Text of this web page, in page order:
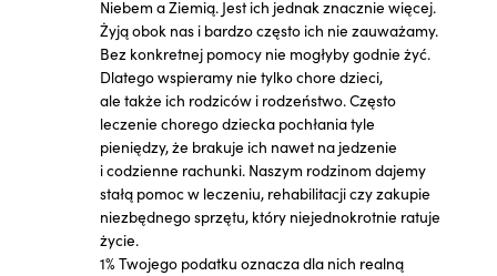
Niebem a Ziemią. Jest ich jednak znacznie więcej.
Żyją obok nas i bardzo często ich nie zauważamy.
Bez konkretnej pomocy nie mogłyby godnie żyć.
Dlatego wspieramy nie tylko chore dzieci,
ale także ich rodziców i rodzeństwo. Często
leczenie chorego dziecka pochłania tyle
pieniędzy, że brakuje ich nawet na jedzenie
i codzienne rachunki. Naszym rodzinom dajemy
stałą pomoc w leczeniu, rehabilitacji czy zakupie
niezbędnego sprzętu, który niejednokrotnie ratuje
życie.
1% Twojego podatku oznacza dla nich realną